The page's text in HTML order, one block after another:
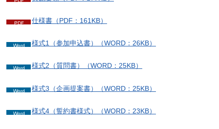
仕様書（PDF：161KB）
様式1（参加申込書）（WORD：26KB）
様式2（質問書）（WORD：25KB）
様式3（企画提案書）（WORD：25KB）
様式4（誓約書様式）（WORD：23KB）